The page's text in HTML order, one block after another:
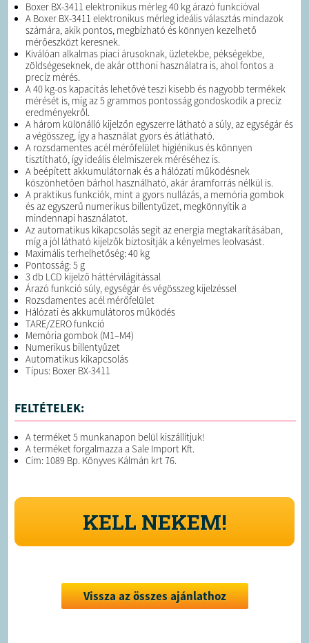
Boxer BX-3411 elektronikus mérleg 40 kg árazó funkcióval
A Boxer BX-3411 elektronikus mérleg ideális választás mindazok
számára, akik pontos, megbízható és könnyen kezelhető
mérőeszközt keresnek.
Kiválóan alkalmas piaci árusoknak, üzletekbe, pékségekbe,
zöldségeseknek, de akár otthoni használatra is, ahol fontos a
precíz mérés.
A 40 kg-os kapacitás lehetővé teszi kisebb és nagyobb termékek
mérését is, míg az 5 grammos pontosság gondoskodik a precíz
eredményekről.
A három különálló kijelzőn egyszerre látható a súly, az egységár és
a végösszeg, így a használat gyors és átlátható.
A rozsdamentes acél mérőfelület higiénikus és könnyen
tisztítható, így ideális élelmiszerek méréséhez is.
A beépített akkumulátornak és a hálózati működésnek
köszönhetően bárhol használható, akár áramforrás nélkül is.
A praktikus funkciók, mint a gyors nullázás, a memória gombok
és az egyszerű numerikus billentyűzet, megkönnyítik a
mindennapi használatot.
Az automatikus kikapcsolás segít az energia megtakarításában,
míg a jól látható kijelzők biztosítják a kényelmes leolvasást.
Maximális terhelhetőség: 40 kg
Pontosság: 5 g
3 db LCD kijelző háttérvilágítással
Árazó funkció súly, egységár és végösszeg kijelzéssel
Rozsdamentes acél mérőfelület
Hálózati és akkumulátoros működés
TARE/ZERO funkció
Memória gombok (M1–M4)
Numerikus billentyűzet
Automatikus kikapcsolás
Típus: Boxer BX-3411
FELTÉTELEK:
A terméket 5 munkanapon belül kiszállítjuk!
A terméket forgalmazza a Sale Import Kft.
Cím: 1089 Bp. Könyves Kálmán krt 76.
KELL NEKEM!
Vissza az összes ajánlathoz